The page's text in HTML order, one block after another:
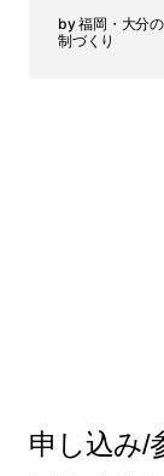
福岡・大分
制づくり
申し込み/